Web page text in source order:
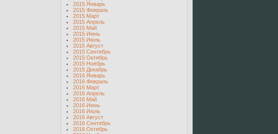
2015 Январь
2015 Февраль
2015 Март
2015 Апрель
2015 Май
2015 Июнь
2015 Июль
2015 Август
2015 Сентябрь
2015 Октябрь
2015 Ноябрь
2015 Декабрь
2016 Январь
2016 Февраль
2016 Март
2016 Апрель
2016 Май
2016 Июнь
2016 Июль
2016 Август
2016 Сентябрь
2016 Октябрь